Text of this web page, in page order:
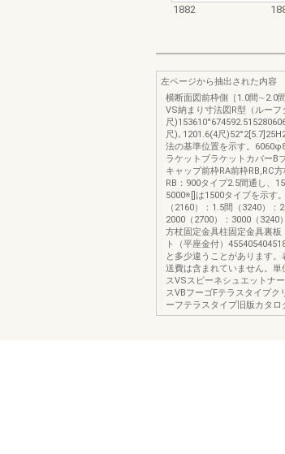
1882
左ページから抽出された内容
横断面図前枠側［1.0間∼2.0
VS納まり寸法図R型（ルー
尺
尺)､1201.6(4尺
法の基準位置を示す。
ラケットブラケットカバーB
キャップ前枠RA前枠RB,RC
RB：900タイプ2.5間通し、
5000※[]は1500タイプを示す
（2160）：1.5間（3240）
2000（2700）：3000（3240
方杖固定金具柱固定金具裏
ト（平座金付）
と多少違うことがあります
送費は含まれていません。
スVSスピーネシュエットナ
スVBフーゴFテラスタイプ
ーフテラスタイプ旧版カタロ